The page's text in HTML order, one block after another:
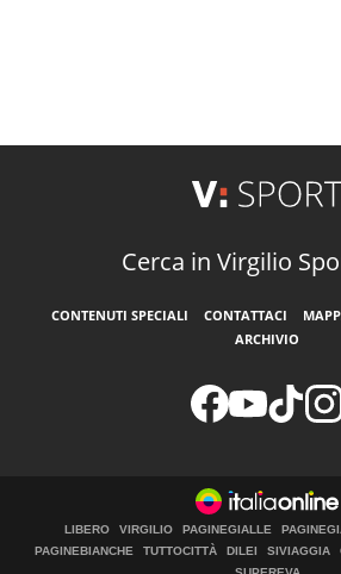
Cerca in Virgilio
CONTENUTI SPECIALI CONTATTACI
ARCHIVIO
LIBERO VIRGILIO PAGINEGIALLE
PAGINEBIANCHE
TUTTOCITTÀ DILEI SIVIAGGIA